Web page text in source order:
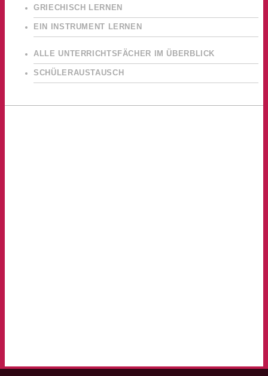
GRIECHISCH LERNEN
EIN INSTRUMENT LERNEN
ALLE UNTERRICHTSFÄCHER IM ÜBERBLICK
SCHÜLERAUSTAUSCH